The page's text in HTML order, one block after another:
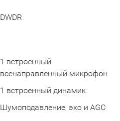
DWDR
1 встроенный
всенаправленный микрофон
1 встроенный динамик
Шумоподавление, эхо и AGC